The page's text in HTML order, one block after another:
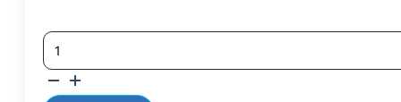
81,00 €.
HOMOCISTEINA
TOTAL
EN
SUERO